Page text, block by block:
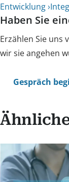
Entwicklung ›
Haben Sie
Erzählen Sie uns
wir sie angehen
Gespräch